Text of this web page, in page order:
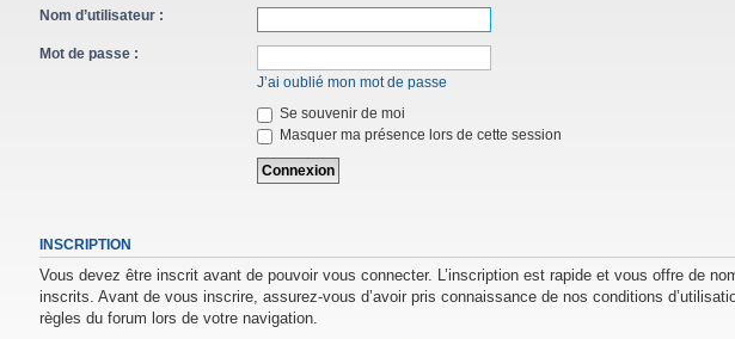
Nom d’utilisateur :
Mot de passe :
J’ai oublié mon mot de passe
Se souvenir de moi
Masquer ma présence lors de cette session
INSCRIPTION
Vous devez être inscrit avant de pouvoir vous connecter. L’inscription est rapide et vous offre de
inscrits. Avant de vous inscrire, assurez-vous d’avoir pris connaissance de nos conditions
règles du forum lors de votre navigation.